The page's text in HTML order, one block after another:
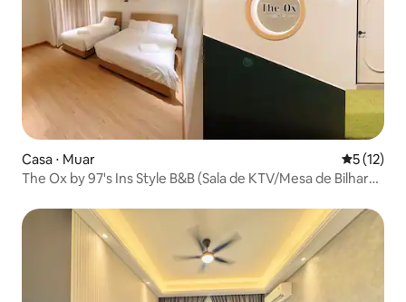
Casa ⋅ Muar 5 de uma
5 (12)
The Ox by 97's Ins Style B&B (Sala de KTV/Mesa de Bilhar